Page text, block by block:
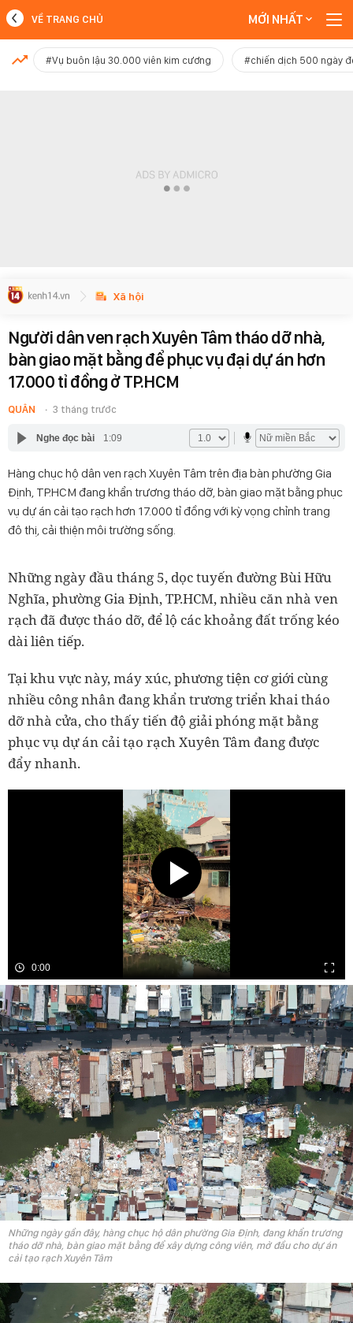
MỚI NHẤT
VỀ TRANG CHỦ MỚI NHẤT
#Vụ buôn lậu 30.000 viên kim cương #chiến dịch 500 ngày
Xã hội
Người dân ven rạch Xuyên Tâm tháo dỡ nhà,
bàn giao mặt bằng để phục vụ đại dự án hơn
17.000 tỉ đồng ở TP.HCM
QUÂN 3 tháng trước
Nghe đọc bài 1:09
Hàng chục hộ dân ven rạch Xuyên Tâm trên địa bàn phường Gia
Định, TP.HCM đang khẩn trương tháo dỡ, bàn giao mặt bằng phục
vụ dự án cải tạo rạch hơn 17.000 tỉ đồng với kỳ vọng chỉnh trang
đô thị, cải thiện môi trường sống.
Những ngày đầu tháng 5, dọc tuyến đường Bùi Hữu
Nghĩa, phường Gia Định, TP.HCM, nhiều căn nhà ven
rạch đã được tháo dỡ, để lộ các khoảng đất trống kéo
dài liên tiếp.
Tại khu vực này, máy xúc, phương tiện cơ giới cùng
nhiều công nhân đang khẩn trương triển khai tháo
dỡ nhà cửa, cho thấy tiến độ giải phóng mặt bằng
phục vụ dự án cải tạo rạch Xuyên Tâm đang được
đẩy nhanh.
0:00
Những ngày gần đây, hàng chục hộ dân phường Gia Định, đang khẩn trương
tháo dỡ nhà, bàn giao mặt bằng để xây dựng công viên, mở đầu cho dự án
cải tạo rạch Xuyên Tâm